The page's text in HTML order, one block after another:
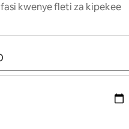
kwenye fleti za kipekee
vinjari kwa